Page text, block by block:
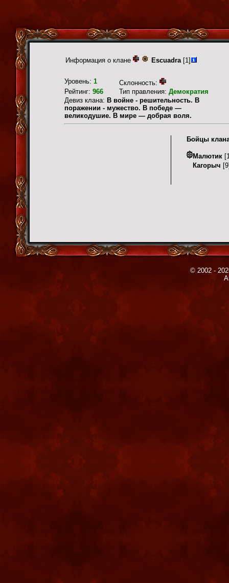
Информация о клане Escuadra[1]
Уровень: 1
Склонность:
Рейтинг: 966 Тип правления: Демократия
Девиз клана: В войне - решительность. В
поражении - мужество. В победе —
великодушие. В мире — добрая воля.
Бойцы
Малютик
Кагорыч
© 2002 -